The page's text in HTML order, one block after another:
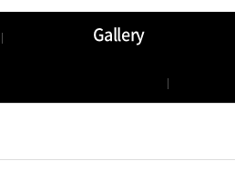
Gallery